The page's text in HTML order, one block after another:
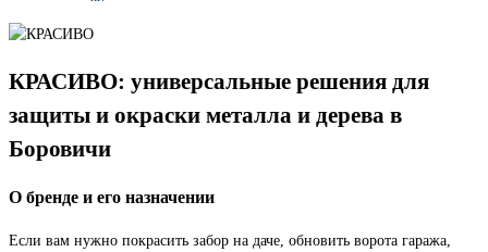
КРАСИВО: универсальные решения для
защиты и окраски металла и дерева в
Боровичи
О бренде и его назначении
Если вам нужно покрасить забор на даче, обновить ворота гаража,